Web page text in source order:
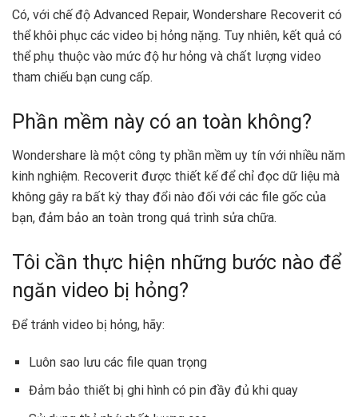
Có, với chế độ Advanced Repair, Wondershare Recoverit có
thể khôi phục các video bị hỏng nặng. Tuy nhiên, kết quả có
thể phụ thuộc vào mức độ hư hỏng và chất lượng video
tham chiếu bạn cung cấp.
Phần mềm này có an toàn không?
Wondershare là một công ty phần mềm uy tín với nhiều năm
kinh nghiệm. Recoverit được thiết kế để chỉ đọc dữ liệu mà
không gây ra bất kỳ thay đổi nào đối với các file gốc của
bạn, đảm bảo an toàn trong quá trình sửa chữa.
Tôi cần thực hiện những bước nào để
ngăn video bị hỏng?
Để tránh video bị hỏng, hãy:
Luôn sao lưu các file quan trọng
Đảm bảo thiết bị ghi hình có pin đầy đủ khi quay